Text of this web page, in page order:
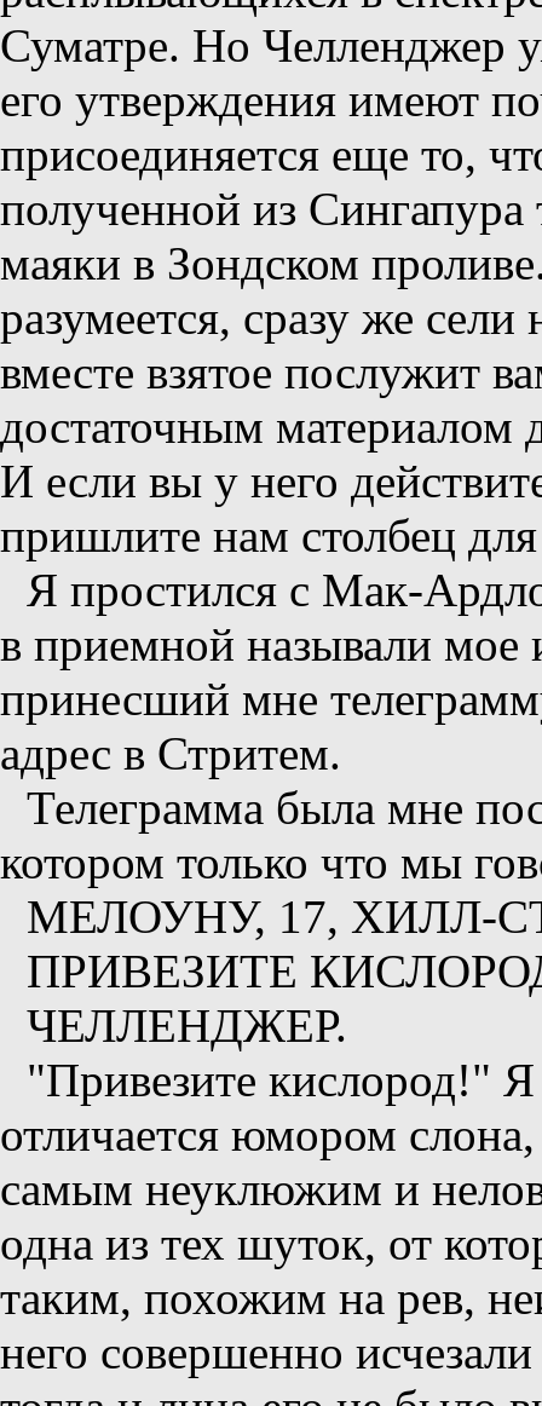
Суматре. Но Челленджер
его утверждения имеют
присоединяется еще то,
полученной из Сингапура
маяки в Зондском
разумеется, сразу же
вместе взятое послужит
достаточным материалом
И если вы у него
пришлите нам столбец
Я простился с Мак-
в приемной называли
принесший мне
адрес в Стритем.
Телеграмма была мне
котором только что мы
МЕЛОУНУ, 17, ХИЛЛ-
ПРИВЕЗИТЕ
ЧЕЛЛЕНДЖЕР.
"Привезите кислород!"
отличается юмором
самым неуклюжим и
одна из тех шуток, от
таким, похожим на рев,
него совершенно